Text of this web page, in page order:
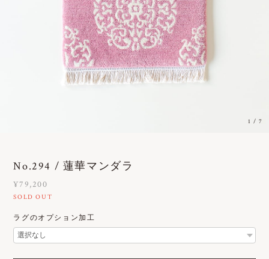
1 /7
No.294 / 蓮華マンダラ
¥79,200
SOLD OUT
ラグのオプション加工